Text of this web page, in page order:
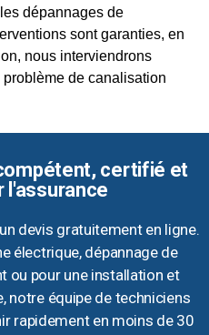
dépannages de
sont garanties, en
nous interviendrons
de canalisation
certifié et
l'assurance
devis gratuitement en ligne.
électrique, dépannage de
ou pour une installation et
notre équipe de techniciens
rapidement en moins de 30